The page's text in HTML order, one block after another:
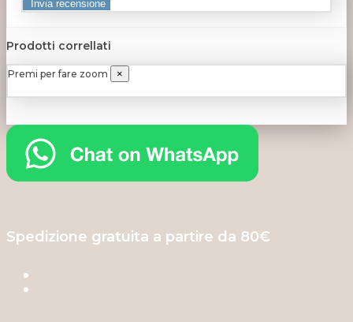
Prodotti correllati
Premi per fare zoom ×
Spedizione gratuita a partire da 80€